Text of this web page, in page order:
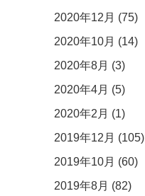
2020年12月 (75)
2020年10月 (14)
2020年8月 (3)
2020年4月 (5)
2020年2月 (1)
2019年12月 (105)
2019年10月 (60)
2019年8月 (82)